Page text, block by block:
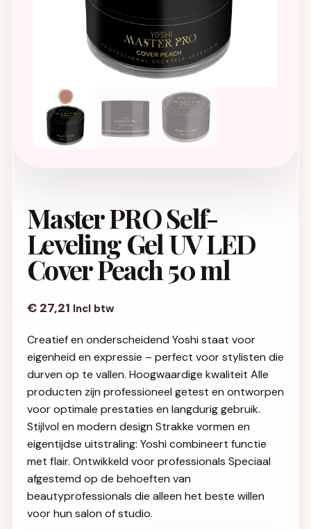
Master PRO Self-
Leveling Gel UV LED
Cover Peach 50 ml
€ 27,21 Incl btw
Creatief en onderscheidend Yoshi staat voor
eigenheid en expressie – perfect voor stylisten die
durven op te vallen. Hoogwaardige kwaliteit Alle
producten zijn professioneel getest en ontworpen
voor optimale prestaties en langdurig gebruik.
Stijlvol en modern design Strakke vormen en
eigentijdse uitstraling: Yoshi combineert functie
met flair. Ontwikkeld voor professionals Speciaal
afgestemd op de behoeften van
beautyprofessionals die alleen het beste willen
voor hun salon of studio.